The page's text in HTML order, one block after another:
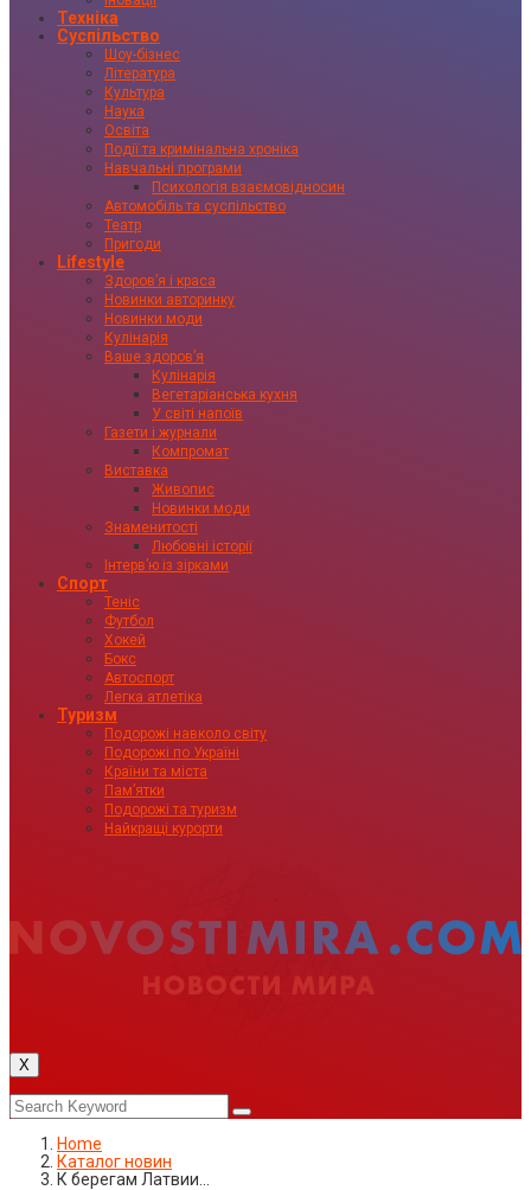
Техніка
Суспільство
Шоу-бізнес
Література
Культура
Наука
Освіта
Події та кримінальна хроніка
Навчальні програми
Психологія взаємовідносин
Автомобіль та суспільство
Театр
Пригоди
Lifestyle
Здоровʼя і краса
Новинки авторинку
Новинки моди
Кулінарія
Ваше здоровʼя
Кулінарія
Вегетаріанська кухня
У світі напоїв
Газети і журнали
Компромат
Виставка
Живопис
Новинки моди
Знаменитості
Любовні історії
Інтервʼю із зірками
Спорт
Теніс
Футбол
Хокей
Бокс
Автоспорт
Легка атлетіка
Туризм
Подорожі навколо світу
Подорожі по Україні
Країни та міста
Пам’ятки
Подорожі та туризм
Найкращі курорти
X
Home
Каталог новин
К берегам Латвии…